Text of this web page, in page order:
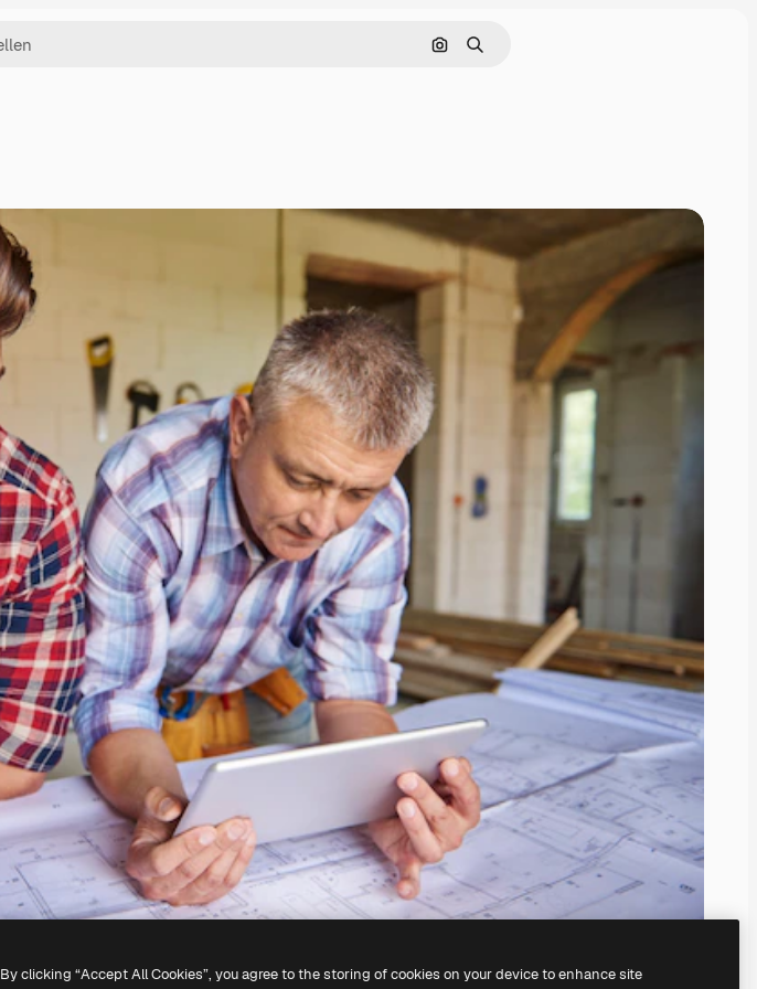
Nach Bild suchen
Suchen
By clicking “Accept All Cookies”, you agree to the storing of cookies on your device to enhance site